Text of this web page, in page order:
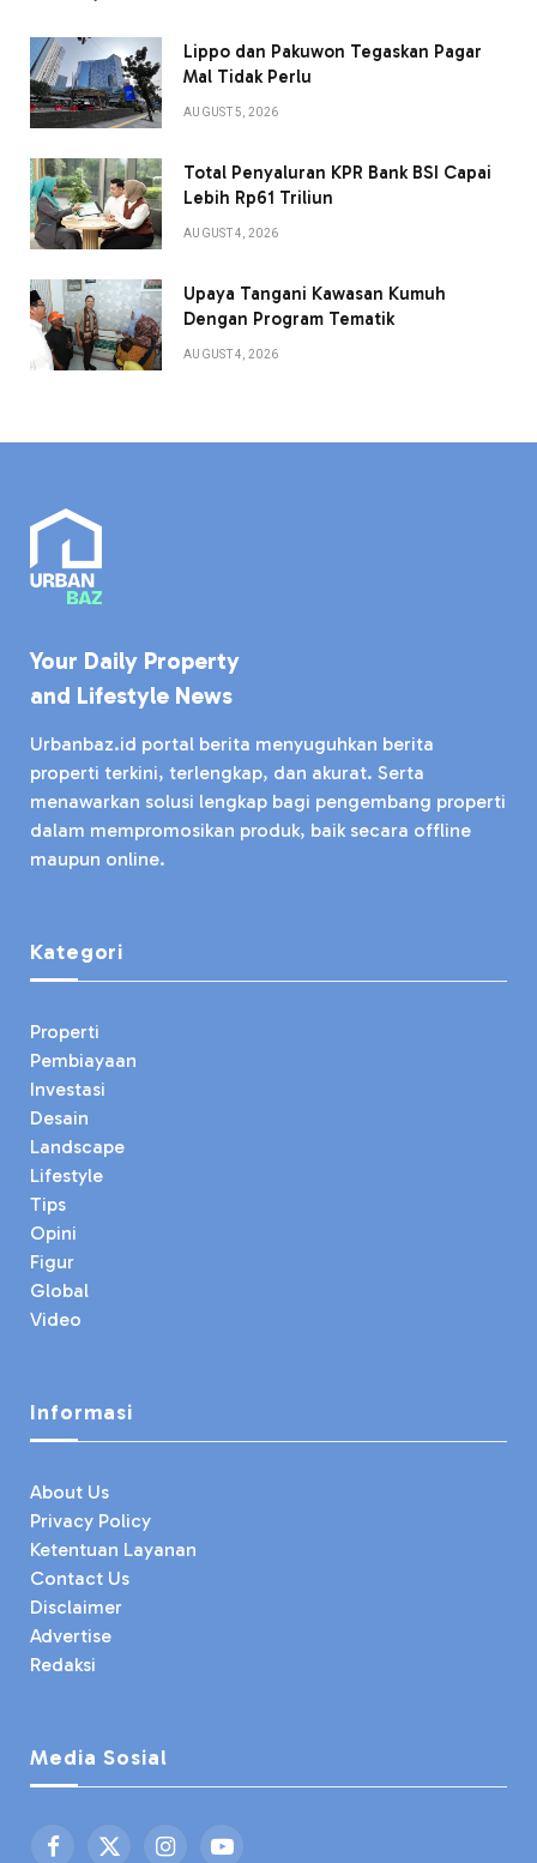
Lippo dan Pakuwon Tegaskan Pagar
Mal Tidak Perlu
AUGUST 5, 2026
Total Penyaluran KPR Bank BSI Capai
Lebih Rp61 Triliun
AUGUST 4, 2026
Upaya Tangani Kawasan Kumuh
Dengan Program Tematik
AUGUST 4, 2026
Your Daily Property
and Lifestyle News
Urbanbaz.id portal berita menyuguhkan berita
properti terkini, terlengkap, dan akurat. Serta
menawarkan solusi lengkap bagi pengembang properti
dalam mempromosikan produk, baik secara offline
maupun online.
Kategori
Properti
Pembiayaan
Investasi
Desain
Landscape
Lifestyle
Tips
Opini
Figur
Global
Video
Informasi
About Us
Privacy Policy
Ketentuan Layanan
Contact Us
Disclaimer
Advertise
Redaksi
Media Sosial